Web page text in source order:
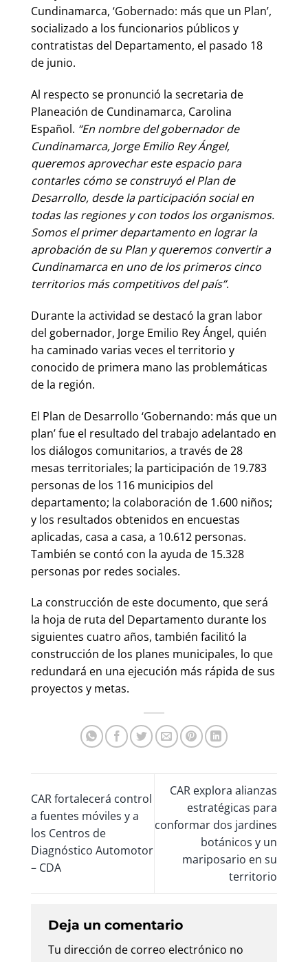
Cundinamarca, ‘Gobernado: más que un Plan’,
socializado a los funcionarios públicos y
contratistas del Departamento, el pasado 18
de junio.
Al respecto se pronunció la secretaria de
Planeación de Cundinamarca, Carolina
Español. “En nombre del gobernador de
Cundinamarca, Jorge Emilio Rey Ángel,
queremos aprovechar este espacio para
contarles cómo se construyó el Plan de
Desarrollo, desde la participación social en
todas las regiones y con todos los organismos.
Somos el primer departamento en lograr la
aprobación de su Plan y queremos convertir a
Cundinamarca en uno de los primeros cinco
territorios más competitivos del país”.
Durante la actividad se destacó la gran labor
del gobernador, Jorge Emilio Rey Ángel, quién
ha caminado varias veces el territorio y
conocido de primera mano las problemáticas
de la región.
El Plan de Desarrollo ‘Gobernando: más que un
plan’ fue el resultado del trabajo adelantado en
los diálogos comunitarios, a través de 28
mesas territoriales; la participación de 19.783
personas de los 116 municipios del
departamento; la colaboración de 1.600 niños;
y los resultados obtenidos en encuestas
aplicadas, casa a casa, a 10.612 personas.
También se contó con la ayuda de 15.328
personas por redes sociales.
La construcción de este documento, que será
la hoja de ruta del Departamento durante los
siguientes cuatro años, también facilitó la
construcción de los planes municipales, lo que
redundará en una ejecución más rápida de sus
proyectos y metas.
CAR fortalecerá control
a fuentes móviles y a
los Centros de
Diagnóstico Automotor
– CDA
CAR explora alianzas
estratégicas para
conformar dos jardines
botánicos y un
mariposario en su
territorio
Deja un comentario
Tu dirección de correo electrónico no